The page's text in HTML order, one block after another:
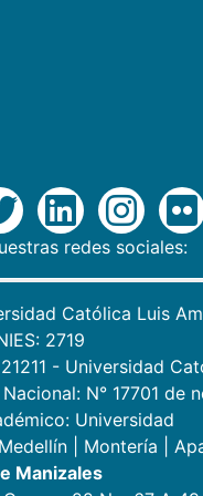
redes sociales:
Católica Luis
2719
- Universidad
N° 17701 de
Universidad
Medellín Montería
Manizales